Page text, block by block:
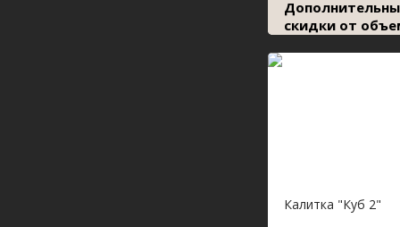
скидки от
Калитка "Куб 2"